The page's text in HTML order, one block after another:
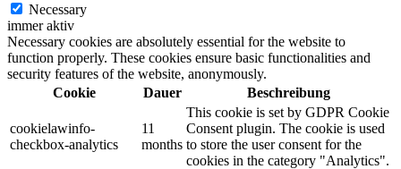
Necessary
immer aktiv
Necessary cookies are absolutely essential for the website to
function properly. These cookies ensure basic functionalities and
security features of the website, anonymously.
Cookie
Dauer Beschreibung
cookielawinfo-
checkbox-analytics
11
months
This cookie is set by GDPR Cookie
Consent plugin. The cookie is used
to store the user consent for the
cookies in the category "Analytics".